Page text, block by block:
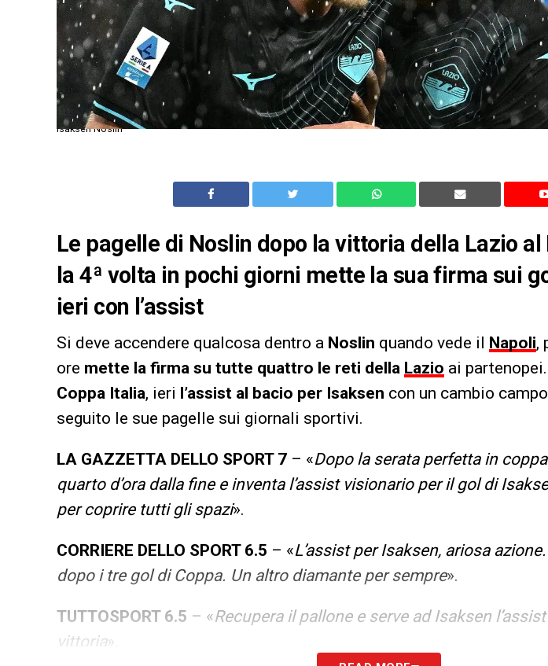
Isaksen Noslin
Le pagelle di Noslin dopo la vittoria della Lazio
la 4ª volta in pochi giorni mette la sua firma sui
ieri con l’assist
Si deve accendere qualcosa dentro a Noslin quando vede il Napoli,
ore mette la firma su tutte quattro le reti della Lazio ai
Coppa Italia, ieri l’assist al bacio per Isaksen con un cambio
seguito le sue pagelle sui giornali sportivi.
LA GAZZETTA DELLO SPORT 7 – «Dopo la serata perfetta in
quarto d’ora dalla fine e inventa l’assist visionario per il gol di
per coprire tutti gli spazi».
CORRIERE DELLO SPORT 6.5 – «L’assist per Isaksen, ariosa
dopo i tre gol di Coppa. Un altro diamante per sempre».
TUTTOSPORT 6.5 – «Recupera il pallone e serve ad Isaksen
vittoria».